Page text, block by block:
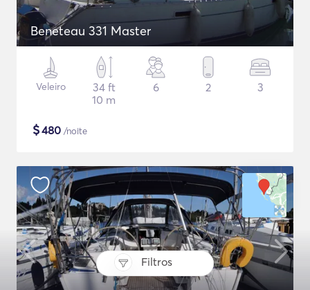
Filtros
Beneteau 331 Master
Veleiro
34 ft
10 m
6 2 3
$480 /noite